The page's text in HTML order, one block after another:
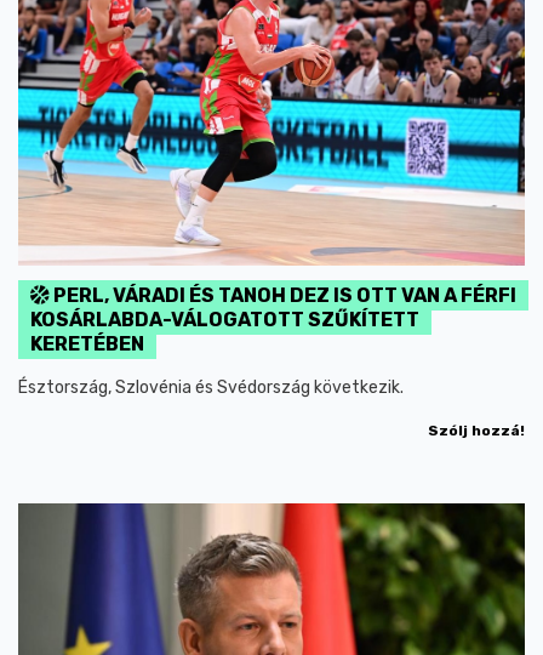
PERL, VÁRADI ÉS TANOH DEZ IS OTT VAN A FÉRFI
KOSÁRLABDA-VÁLOGATOTT SZŰKÍTETT
KERETÉBEN
Észtország, Szlovénia és Svédország következik.
Szólj hozzá!